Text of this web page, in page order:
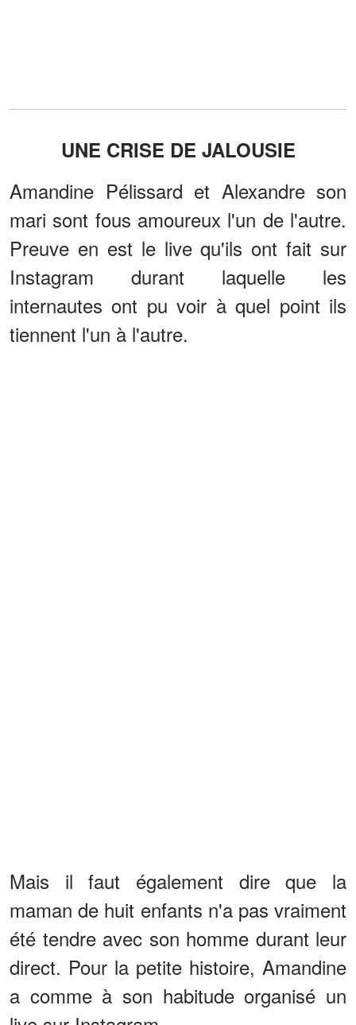
UNE CRISE DE JALOUSIE
Amandine Pélissard et Alexandre son
mari sont fous amoureux l'un de l'autre.
Preuve en est le live qu'ils ont fait sur
Instagram durant laquelle les
internautes ont pu voir à quel point ils
tiennent l'un à l'autre.
Mais il faut également dire que la
maman de huit enfants n'a pas vraiment
été tendre avec son homme durant leur
direct. Pour la petite histoire, Amandine
a comme à son habitude organisé un